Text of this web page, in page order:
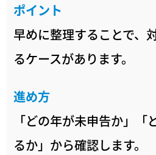
ポイント
早めに整理することで、
るケースがあります。
進め方
「どの年が未申告か」「
るか」から確認します。